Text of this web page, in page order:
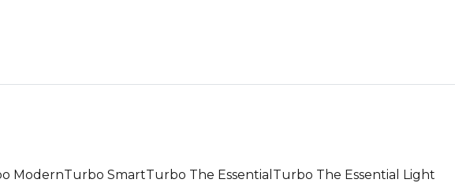
ModernTurbo SmartTurbo The Essential Turbo The Essential Light